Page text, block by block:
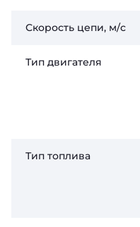
Скорость цепи, м/с
Тип двигателя
Тип топлива